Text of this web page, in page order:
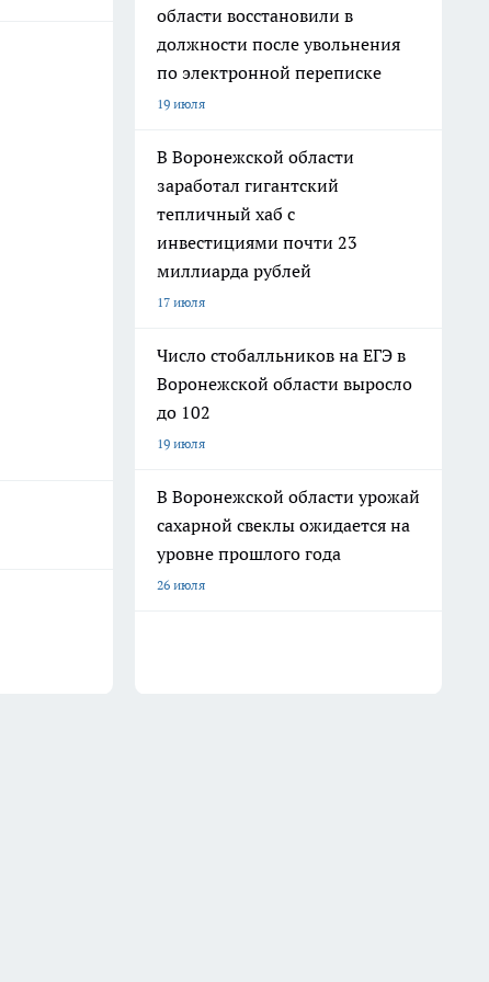
области восстановили в
должности после увольнения
по электронной переписке
19 июля
В Воронежской области
заработал гигантский
тепличный хаб с
инвестициями почти 23
миллиарда рублей
17 июля
Число стобалльников на ЕГЭ в
Воронежской области выросло
до 102
19 июля
В Воронежской области урожай
сахарной свеклы ожидается на
уровне прошлого года
26 июля